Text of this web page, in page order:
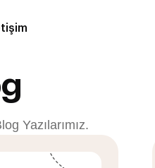
Yazılarımız.